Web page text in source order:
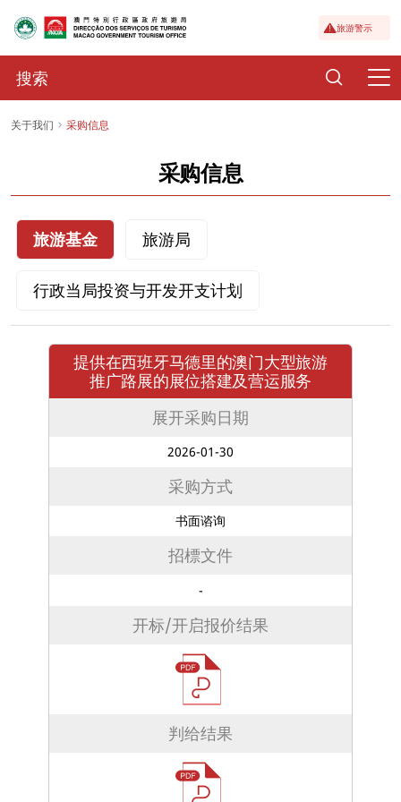
旅游警示
关于我们 采购信息
采购信息
旅游基金 旅游局
行政当局投资与开发开支计划
提供在西班牙马德里的澳门大型旅游
推广路展的展位搭建及营运服务
展开采购日期
2026-01-30
采购方式
书面谘询
招標文件
-
开标/开启报价结果
判给结果